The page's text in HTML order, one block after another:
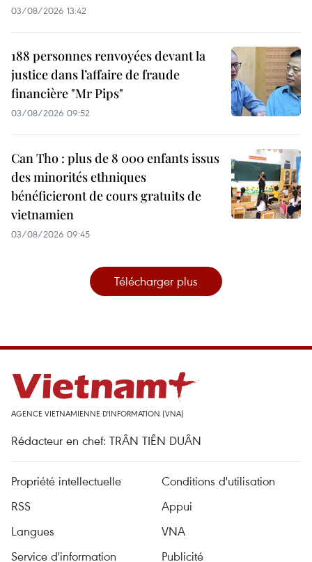
03/08/2026 13:42
188 personnes renvoyées devant la
justice dans l’affaire de fraude
financière "Mr Pips"
03/08/2026 09:52
Can Tho : plus de 8 000 enfants issus
des minorités ethniques
bénéficieront de cours gratuits de
vietnamien
03/08/2026 09:45
Télécharger plus
AGENCE VIETNAMIENNE D'INFORMATION (VNA)
Rédacteur en chef: TRÂN TIÊN DUÂN
Propriété intellectuelle
Conditions d'utilisation
RSS
Appui
Langues
VNA
Service d'information
Publicité